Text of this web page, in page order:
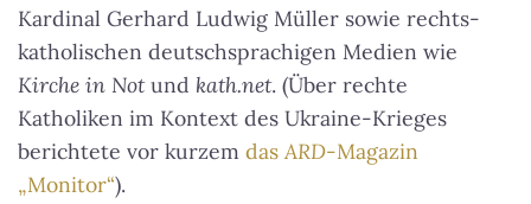
Kardinal Gerhard Ludwig Müller sowie rechts-
katholischen deutschsprachigen Medien wie
Kirche in Notund kath.net. (Über rechte
Katholiken im Kontext des Ukraine-Krieges
berichtete vor kurzem dasARD-Magazin
„Monitor“).